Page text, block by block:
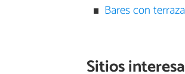
Bares con
Sitios